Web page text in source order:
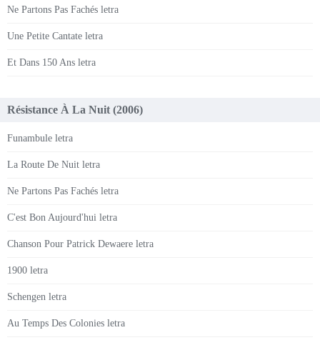
Ne Partons Pas Fachés letra
Une Petite Cantate letra
Et Dans 150 Ans letra
Résistance À La Nuit (2006)
Funambule letra
La Route De Nuit letra
Ne Partons Pas Fachés letra
C'est Bon Aujourd'hui letra
Chanson Pour Patrick Dewaere letra
1900 letra
Schengen letra
Au Temps Des Colonies letra